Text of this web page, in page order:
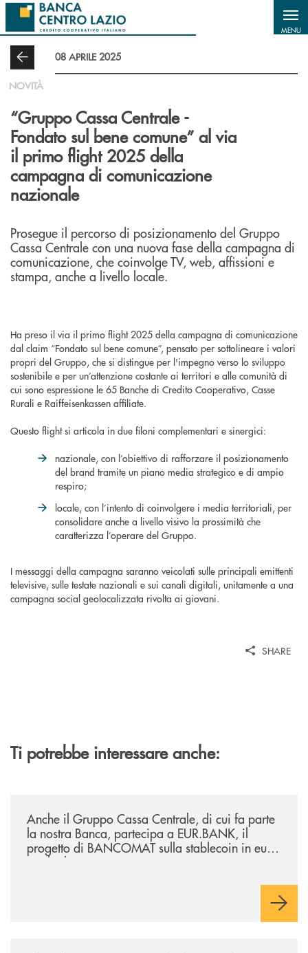
Salta al contenuto principale
MENU
08 APRILE 2025
NOVITÀ
“Gruppo Cassa Centrale -
Fondato sul bene comune” al via
il primo flight 2025 della
campagna di comunicazione
nazionale
Prosegue il percorso di posizionamento del Gruppo
Cassa Centrale con una nuova fase della campagna di
comunicazione, che coinvolge TV, web, affissioni e
stampa, anche a livello locale.
Ha preso il via il primo flight 2025 della campagna di comunicazione
dal claim “Fondato sul bene comune”, pensato per sottolineare i valori
propri del Gruppo, che si distingue per l'impegno verso lo sviluppo
sostenibile e per un’attenzione costante ai territori e alle comunità di
cui sono espressione le 65 Banche di Credito Cooperativo, Casse
Rurali e Raiffeisenkassen affiliate.
Questo flight si articola in due filoni complementari e sinergici:
nazionale, con l’obiettivo di rafforzare il posizionamento
del brand tramite un piano media strategico e di ampio
respiro;
locale, con l’intento di coinvolgere i media territoriali, per
consolidare anche a livello visivo la prossimità che
caratterizza l’operare del Gruppo.
I messaggi della campagna saranno veicolati sulle principali emittenti
televisive, sulle testate nazionali e sui canali digitali, unitamente a una
campagna social geolocalizzata rivolta ai giovani.
SHARE
Ti potrebbe interessare anche:
Anche il Gruppo Cassa Centrale, di cui fa parte
la nostra Banca, partecipa a EUR.BANK, il
progetto di BANCOMAT sulla stablecoin in euro
e sul relativo ecosistema